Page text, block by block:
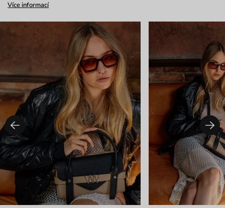
Více informací